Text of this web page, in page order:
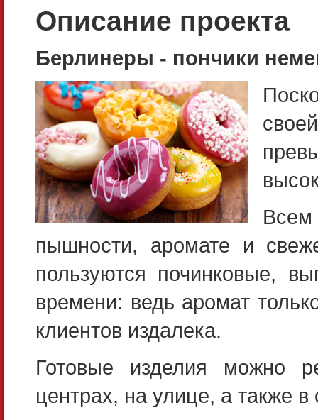
Описание проекта
Берлинеры - пончики
пышности, аромате и
пользуются починковые,
времени: ведь аромат
клиентов издалека.
Готовые изделия можно
центрах, на улице, а также